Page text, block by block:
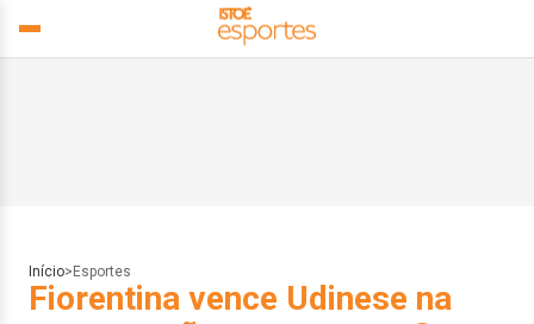
Início> Esportes
Fiorentina vence Udinese na